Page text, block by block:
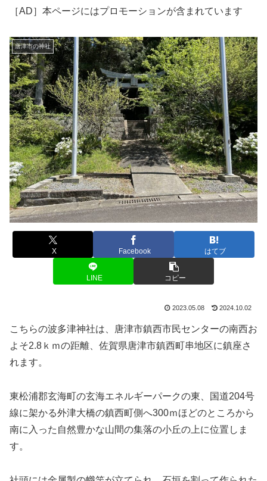
［AD］本ページにはプロモーションが含まれています
唐津市の神社
X Facebook はてブ
LINE コピー
2023.05.08 2024.10.02
こちらの波多津神社は、唐津市鎮西市民センターの南西お
よそ2.8ｋｍの距離、佐賀県唐津市鎮西町串地区に鎮座さ
れます。
東松浦郡玄海町の玄海エネルギーパークの東、国道204号
線に架かる外津大橋の鎮西町側へ300ｍほどのところから
南に入った自然豊かな山間の集落の小丘の上に位置しま
す。